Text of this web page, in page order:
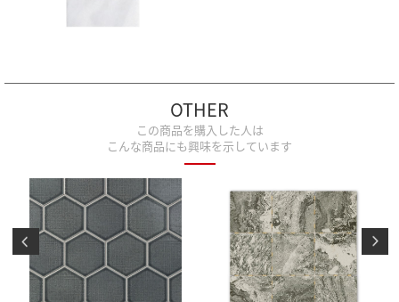
OTHER
この商品を購入した人は
こんな商品にも興味を示しています